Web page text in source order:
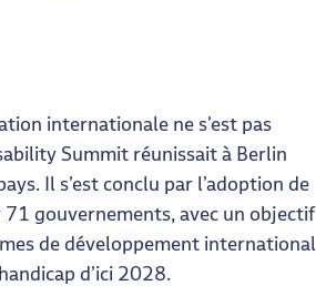
internationale ne s’est pas
Summit réunissait à Berlin
Il s’est conclu par l’adoption de
gouvernements, avec un objectif
de développement international
d’ici 2028.